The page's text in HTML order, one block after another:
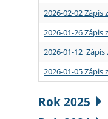
2026-02-02
2026-01-26 Zápis
2026-01-12
2026-01-05 Zápis
Rok 2025